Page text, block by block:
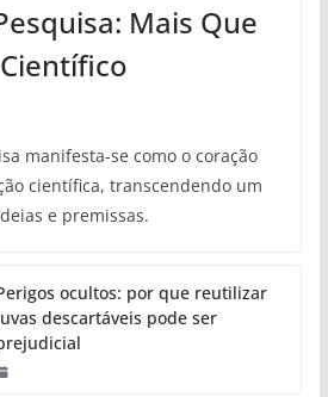
Mais Que
manifesta-se como o coração
científica, transcendendo um
e premissas.
ocultos: por que reutilizar
descartáveis pode ser